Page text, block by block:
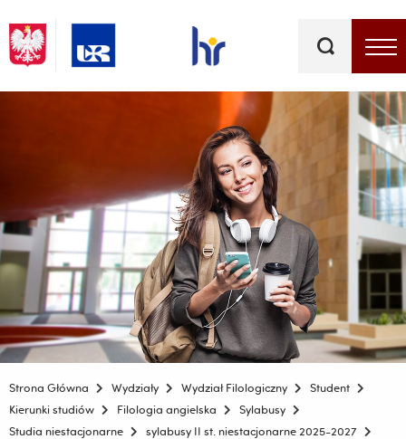
kluczowe
Strona Główna Wydziały Wydział Filologiczny
Student
Kierunki studiów
Filologia angielska
Sylabusy
Studia niestacjonarne
sylabusy II st. niestacjonarne 2025-2027